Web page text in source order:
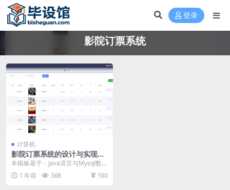
登录
影院订票系统
计算机
影院订票系统的设计与实现毕
设模板 毕业设计模板及毕业论
本模板基于：Java语言与Mysql数据
库开发 系统功能实现 系统实现部分
就是将...
1 年前 368 100